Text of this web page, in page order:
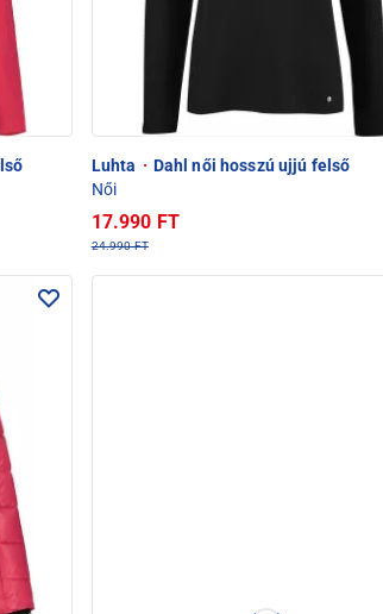
Luhta · Dahl női hosszú ujjú felső
Női
17.990 FT
24.990 FT